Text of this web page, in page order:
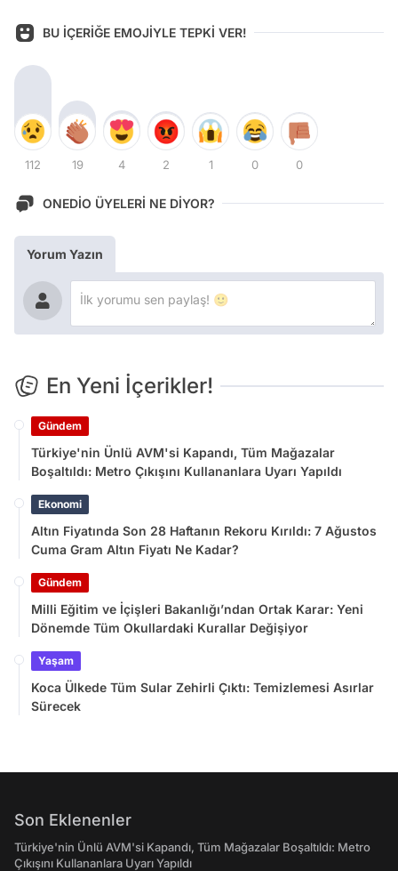
BU İÇERİĞE EMOJİYLE TEPKİ VER!
112 19 4 2 1 0 0
ONEDİO ÜYELERİ NE DİYOR?
Yorum Yazın
En Yeni İçerikler!
Gündem
Türkiye'nin Ünlü AVM'si Kapandı, Tüm Mağazalar
Boşaltıldı: Metro Çıkışını Kullananlara Uyarı Yapıldı
Ekonomi
Altın Fiyatında Son 28 Haftanın Rekoru Kırıldı: 7 Ağustos
Cuma Gram Altın Fiyatı Ne Kadar?
Gündem
Milli Eğitim ve İçişleri Bakanlığı’ndan Ortak Karar: Yeni
Dönemde Tüm Okullardaki Kurallar Değişiyor
Yaşam
Koca Ülkede Tüm Sular Zehirli Çıktı: Temizlemesi Asırlar
Sürecek
Son Eklenenler
Türkiye'nin Ünlü AVM'si Kapandı, Tüm Mağazalar Boşaltıldı: Metro
Çıkışını Kullananlara Uyarı Yapıldı